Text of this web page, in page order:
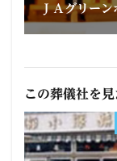
ＪＡグリーン
この葬儀社を